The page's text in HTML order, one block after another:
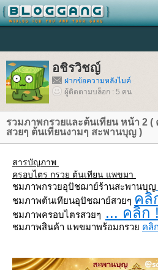
อชิรวิชญ์
ฝากข้อความหลังไมค์
ผู้ติดตามบล็อก : 5 คน
รวมภาพกรวยและต้นเทียน หน้า 2 (
สวยๆ ต้นเทียนงามๆ สะพานบุญ )
สารบัญภาพ
ครอบไตร กรวย ต้นเทียน แพขมา
ชมภาพกรวยอุปัชฌาย์ร้านสะพานบุญ
ชมภาพต้นเทียนอุปัชฌาย์สวยๆ คลิ
ชมภาพครอบไตรสวยๆ ... คลิก
ชมภาพสินค้า แพขมาพร้อมกรว คลิ